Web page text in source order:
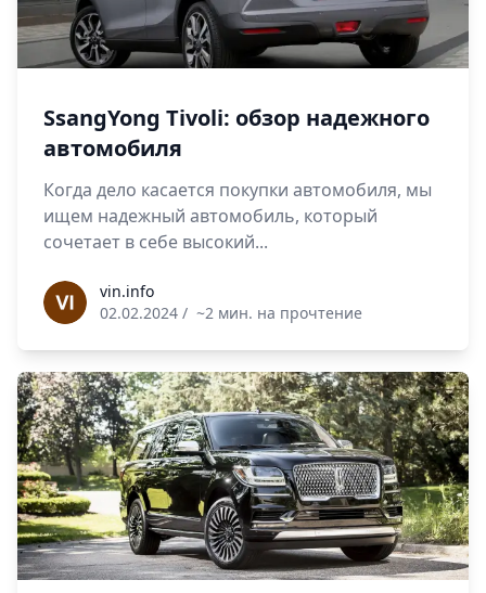
SsangYong Tivoli: обзор надежного
автомобиля
Когда дело касается покупки автомобиля, мы
ищем надежный автомобиль, который
сочетает в себе высокий...
vin.infovin.info
02.02.2024 / ~2 мин. на прочтение